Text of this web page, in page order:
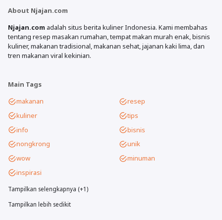
About Njajan.com
Njajan.com adalah situs berita kuliner Indonesia. Kami membahas
tentang resep masakan rumahan, tempat makan murah enak, bisnis
kuliner, makanan tradisional, makanan sehat, jajanan kaki lima, dan
tren makanan viral kekinian.
Main Tags
makanan
resep
kuliner
tips
info
bisnis
nongkrong
unik
wow
minuman
inspirasi
Tampilkan selengkapnya (+1)
Tampilkan lebih sedikit